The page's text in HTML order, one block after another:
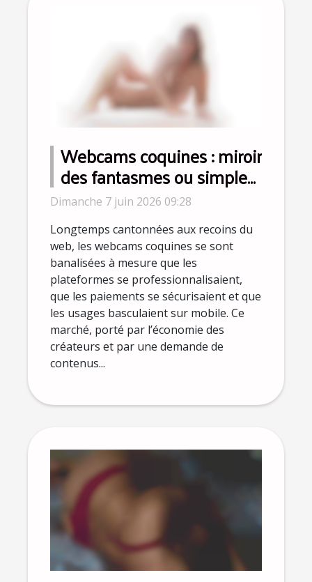
Webcams coquines : miroir
des fantasmes ou simple
distraction ?
Dimanche 7 juin 2026 09:28
Longtemps cantonnées aux recoins du
web, les webcams coquines se sont
banalisées à mesure que les
plateformes se professionnalisaient,
que les paiements se sécurisaient et que
les usages basculaient sur mobile. Ce
marché, porté par l’économie des
créateurs et par une demande de
contenus...